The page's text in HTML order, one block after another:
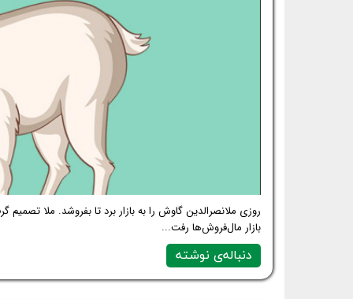
روزی ملانصرالدین گاوش را به بازار برد تا بفروشد. ملا
بازار مال‌فروش‌ها رفت...
دنباله‌ی نوشته